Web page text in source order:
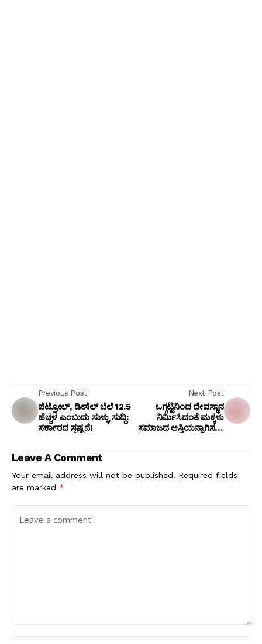
Previous Post
ಪೆಟ್ರೋಲ್, ಡೀಸೆಲ್ ಬೆಲೆ ₹12.5
ಹೆಚ್ಚಳ ಎಂಬುದು ಸುಳ್ಳು ಸುದ್ದಿ:
ಸರ್ಕಾರದ ಸ್ಪಷ್ಟನೆ!
Next Post
ಒಗ್ಗಟ್ಟಿನಿಂದ ದೇವಸ್ಥಾನ
ನಿರ್ಮಿಸಿದಂತೆ ಮಕ್ಕಳು
ಸಮಾಜದ ಆಸ್ತಿಯನ್ನಾಗಿಸಲು
ಕುಮಾರ್ ಕರೆ
Leave A Comment
Your email address will not be published. Required fields
are marked *